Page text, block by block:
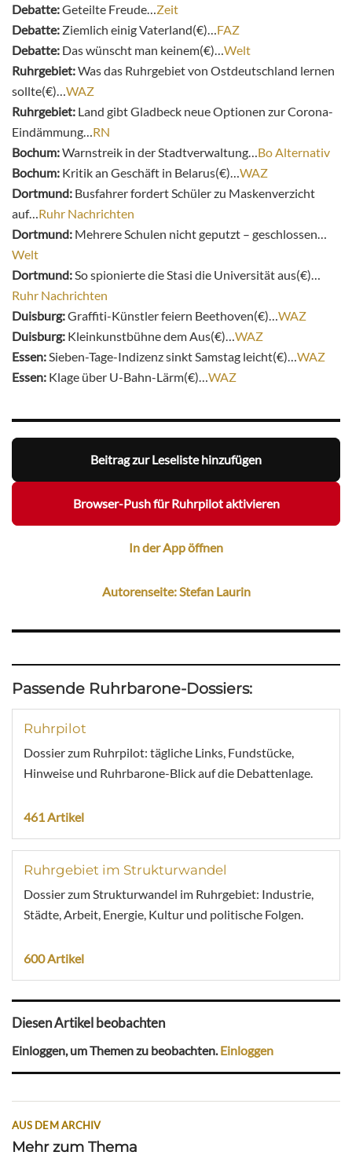
Debatte:Geteilte Freude…Zeit
Debatte: Ziemlich einig Vaterland(€)…FAZ
Debatte: Das wünscht man keinem(€)…Welt
Ruhrgebiet:Was das Ruhrgebiet von Ostdeutschland lernen
sollte(€)…WAZ
Ruhrgebiet: Land gibt Gladbeck neue Optionen zur Corona-
Eindämmung…RN
Bochum:Warnstreik in der Stadtverwaltung…Bo Alternativ
Bochum: Kritik an Geschäft in Belarus(€)…WAZ
Dortmund: Busfahrer fordert Schüler zu Maskenverzicht
auf…Ruhr Nachrichten
Dortmund: Mehrere Schulen nicht geputzt – geschlossen…
Welt
Dortmund:So spionierte die Stasi die Universität aus(€)…
Ruhr Nachrichten
Duisburg:Graffiti-Künstler feiern Beethoven(€)…WAZ
Duisburg: Kleinkunstbühne dem Aus(€)…WAZ
Essen:Sieben-Tage-Indizenz sinkt Samstag leicht(€)…WAZ
Essen: Klage über U-Bahn-Lärm(€)…WAZ
Beitrag zur Leseliste hinzufügen
Browser-Push für Ruhrpilot aktivieren
In der App öffnen
Autorenseite: Stefan Laurin
Passende Ruhrbarone-Dossiers:
Ruhrpilot
Dossier zum Ruhrpilot: tägliche Links, Fundstücke,
Hinweise und Ruhrbarone-Blick auf die Debattenlage.
461 Artikel
Ruhrgebiet im Strukturwandel
Dossier zum Strukturwandel im Ruhrgebiet: Industrie,
Städte, Arbeit, Energie, Kultur und politische Folgen.
600 Artikel
Diesen Artikel beobachten
Einloggen, um Themen zu beobachten.Einloggen
AUS DEM ARCHIV
Mehr zum Thema